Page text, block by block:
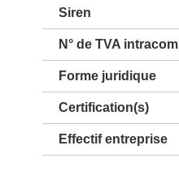
Siren
N° de TVA
Forme juridique
Certification(s)
Effectif entreprise